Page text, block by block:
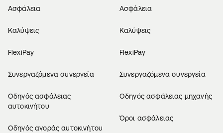
Ασφάλεια
Καλύψεις
FlexiPay
Συνεργαζόμενα συνεργεία
Οδηγός ασφάλειας
αυτοκινήτου
Οδηγός αγοράς αυτοκινήτου
Ασφάλεια
Καλύψεις
FlexiPay
Συνεργαζόμενα συνεργεία
Οδηγός ασφάλειας μηχανής
Όροι ασφάλειας